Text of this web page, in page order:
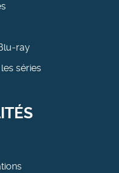
ray
séries